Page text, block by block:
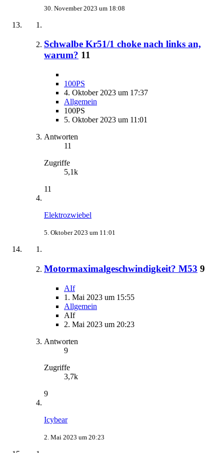
30. November 2023 um 18:08
Schwalbe Kr51/1 choke nach links an,
warum? 11
100PS
4. Oktober 2023 um 17:37
Allgemein
100PS
5. Oktober 2023 um 11:01
Antworten
11
Zugriffe
5,1k
11
Elektrozwiebel
5. Oktober 2023 um 11:01
Motormaximalgeschwindigkeit? M53 9
AIf
1. Mai 2023 um 15:55
Allgemein
AIf
2. Mai 2023 um 20:23
Antworten
9
Zugriffe
3,7k
9
Icybear
2. Mai 2023 um 20:23